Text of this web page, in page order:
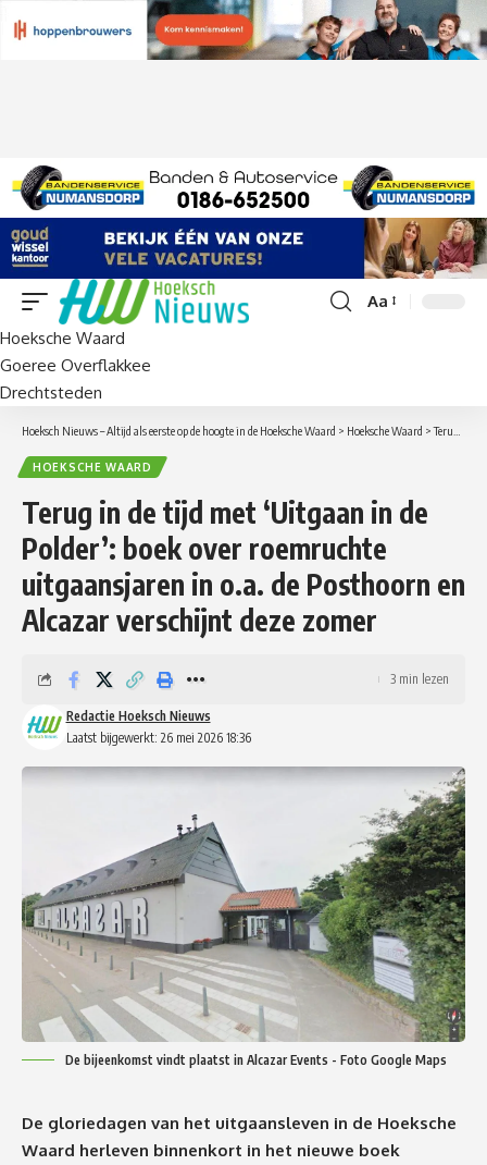
Lettergrootte
Aa
Hoeksche Waard
Goeree Overflakkee
Drechtsteden
Hoeksch Nieuws – Altijd als eerste op de hoogte in de Hoeksche Waard > Hoeksche Waard >Terug in de tijd met ‘Uitgaan in de Polder’: boek over roemruchte uitgaansjaren in o.a. de Posthoorn en Alcazar verschijnt deze zomer
HOEKSCHE WAARD
Terug in de tijd met ‘Uitgaan in de
Polder’: boek over roemruchte
uitgaansjaren in o.a. de Posthoorn en
Alcazar verschijnt deze zomer
Laatst bijgewerkt: 26 mei 2026 18:36
Redactie Hoeksch Nieuws
3 min lezen
De bijeenkomst vindt plaatst in Alcazar Events - Foto Google Maps
De gloriedagen van het uitgaansleven in de Hoeksche
Waard herleven binnenkort in het nieuwe boek